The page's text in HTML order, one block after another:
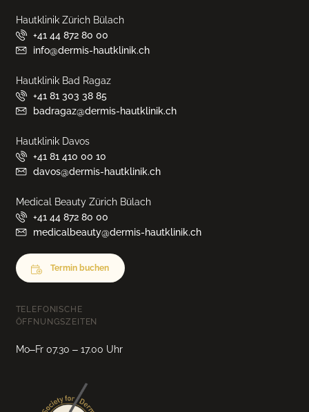
Hautklinik Zürich Bülach
+41 44 872 80 00
info@dermis-hautklinik.ch
Hautklinik Bad Ragaz
+41 81 303 38 85
badragaz@dermis-hautklinik.ch
Hautklinik Davos
+41 81 410 00 10
davos@dermis-hautklinik.ch
Medical Beauty Zürich Bülach
+41 44 872 80 00
medicalbeauty@dermis-hautklinik.ch
Termin buchen
TELEFONISCHE
ÖFFNUNGSZEITEN
Mo–Fr 07.30 – 17.00 Uhr